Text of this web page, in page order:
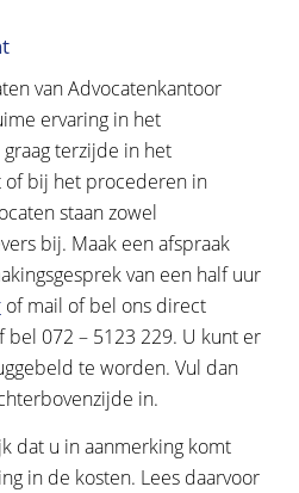
van Advocatenkantoor
ervaring in het
terzijde in het
of bij het procederen in
staan zowel
bij. Maak een afspraak
van een half uur
of mail of bel ons direct
bel 072 – 5123 229. U kunt er
te worden. Vul dan
in.
dat u in aanmerking komt
in de kosten. Lees daarvoor